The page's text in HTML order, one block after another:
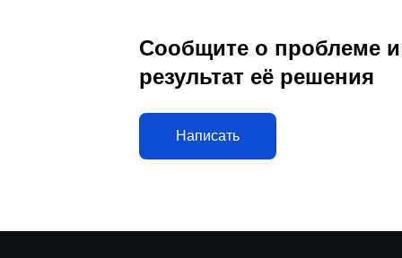
Сообщите о проблеме
результат её решения
Написать